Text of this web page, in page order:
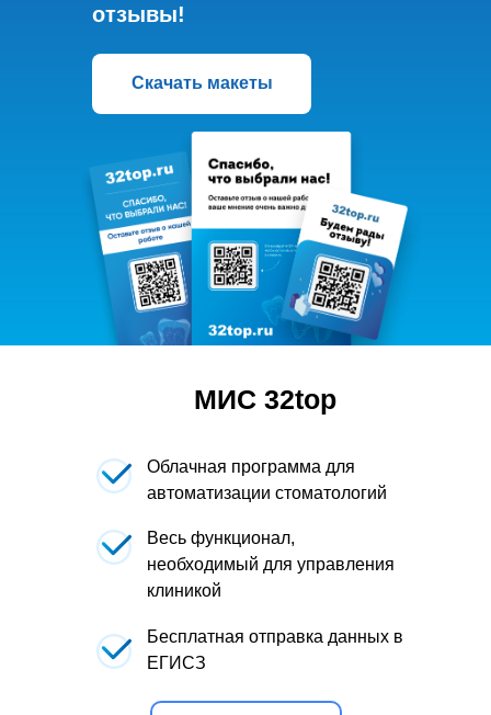
отзывы!
Скачать макеты
Облачная программа для
автоматизации стоматологий
Весь функционал,
необходимый для управления
клиникой
Бесплатная отправка данных в
ЕГИСЗ
МИС 32top